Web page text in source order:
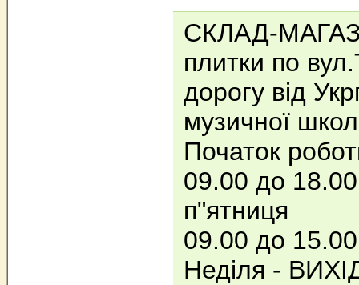
СКЛАД-
плитки по
дорогу від
музичної
Початок
09.00 до
п"ятниця
09.00 до
Неділя -